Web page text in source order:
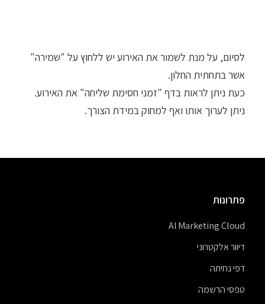
לסיום, על מנת לשמור את האירוע יש ללחוץ על "שמירה"
אשר בתחתית החלון.
כעת ניתן לראות בדף "זמני חסימת שליחה" את האירוע.
ניתן לערוך אותו ואף למחוק במידת הצורך.
פתרונות
AI Marketing Cloud
דיוור אלקטרוני
דפי נחיתה
טפסי הרשמה